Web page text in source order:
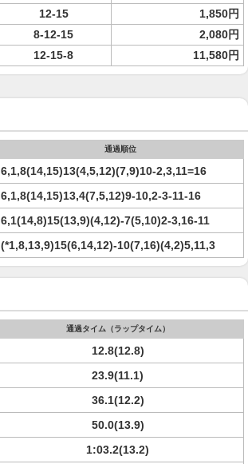
12-15
1,850円
8-12-15
2,080円
12-15-8 11,580円
通過順位
6,1,8(14,15)13(4,5,12)(7,9)10-2,3,11=16
6,1,8(14,15)13,4(7,5,12)9-10,2-3-11-16
6,1(14,8)15(13,9)(4,12)-7(5,10)2-3,16-11
(*1,8,13,9)15(6,14,12)-10(7,16)(4,2)5,11,3
通過タイム（ラップタイム）
12.8(12.8)
23.9(11.1)
36.1(12.2)
50.0(13.9)
1:03.2(13.2)